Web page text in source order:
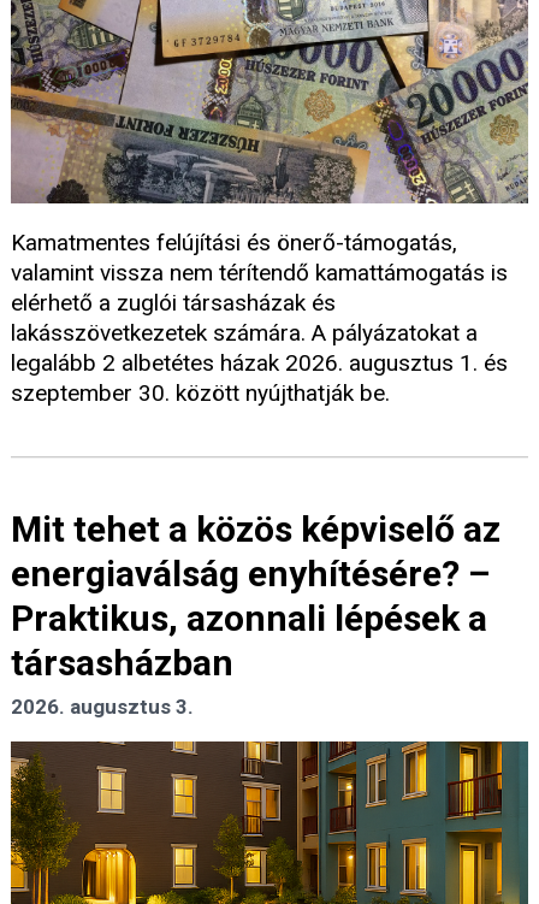
Kamatmentes felújítási és önerő-támogatás,
valamint vissza nem térítendő kamattámogatás is
elérhető a zuglói társasházak és
lakásszövetkezetek számára. A pályázatokat a
legalább 2 albetétes házak 2026. augusztus 1. és
szeptember 30. között nyújthatják be.
Mit tehet a közös képviselő az
energiaválság enyhítésére? –
Praktikus, azonnali lépések a
társasházban
2026. augusztus 3.